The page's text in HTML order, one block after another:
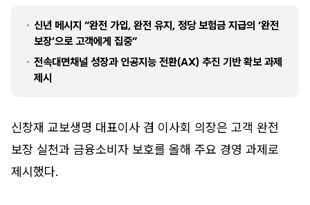
신년 메시지 “완전 가입, 완전 유지, 정당 보험금 지급의 ‘완전
보장’으로 고객에게 집중”
전속대면채널 성장과 인공지능 전환(AX) 추진 기반 확보 과제
제시
신창재 교보생명 대표이사 겸 이사회 의장은 고객 완전
보장 실천과 금융소비자 보호를 올해 주요 경영 과제로
제시했다.